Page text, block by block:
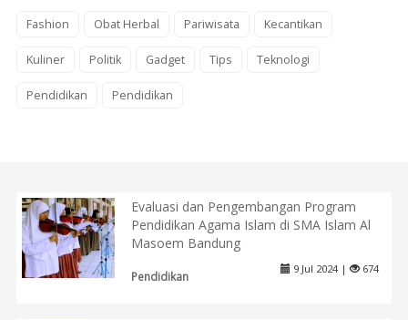
Fashion Obat Herbal Pariwisata Kecantikan
Kuliner Politik Gadget Tips Teknologi
Pendidikan Pendidikan
Evaluasi dan Pengembangan Program
Pendidikan Agama Islam di SMA Islam Al
Masoem Bandung
Pendidikan
9 Jul 2024 | 674